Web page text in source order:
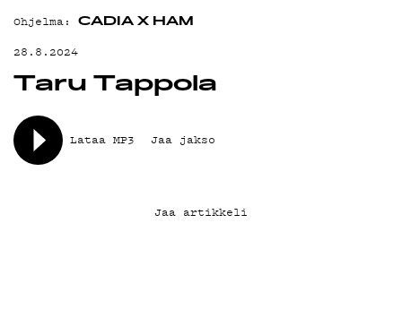
MAINOSTA
YHTEYSTIEDOT
G LIVELAB
YSTÄVÄKLUBI
TIETOSUOJA
Ohjelma: CADIA X HAM
28.8.2024
Taru Tappola
Lataa MP3 Jaa jakso
Jaa artikkeli